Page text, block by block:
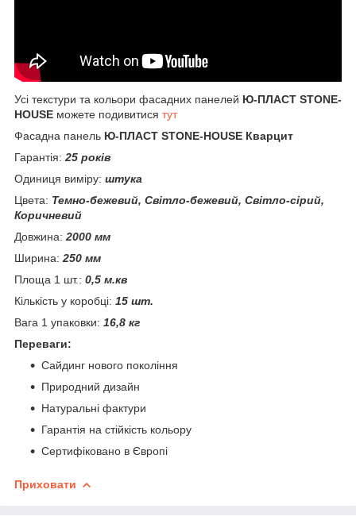
Усі текстури та кольори фасадних панелей Ю-ПЛАСТ STONE-
HOUSE можете подивитися тут
Фасадна панель Ю-ПЛАСТ STONE-HOUSE Кварцит
Гарантія: 25 років
Одиниця виміру: штука
Цвета: Темно-бежевий, Світло-бежевий, Світло-сірий,
Коричневий
Довжина: 2000 мм
Ширина: 250 мм
Площа 1 шт.: 0,5 м.кв
Кількість у коробці: 15 шт.
Вага 1 упаковки: 16,8 кг
Переваги:
Сайдинг нового покоління
Природний дизайн
Натуральні фактури
Гарантія на стійкість кольору
Сертифіковано в Європі
Приховати